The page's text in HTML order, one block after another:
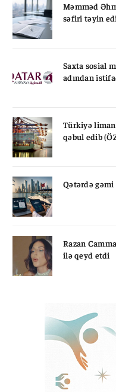
Məmməd
səfiri təyin
Saxta sosial
adından
Türkiyə
qəbul edib
Qətərdə gəmi
Razan
ilə qeyd etdi